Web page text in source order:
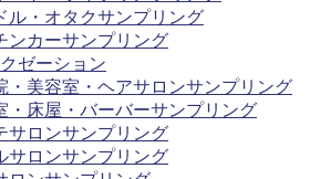
ル・オタクサンプリング
ンカーサンプリング
ゼーション
・美容室・ヘアサロンサンプリング
・床屋・バーバーサンプリング
サロンサンプリング
サロンサンプリング